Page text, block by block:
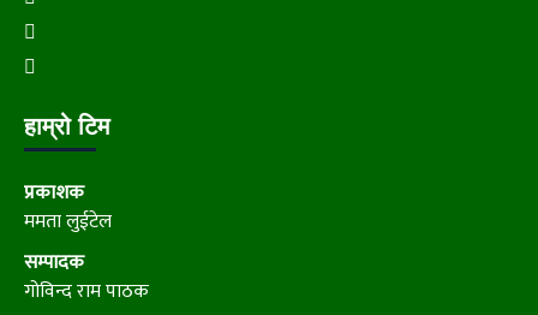
हाम्रो टिम
प्रकाशक
ममता लुईटेल
सम्पादक
गोविन्द राम पाठक